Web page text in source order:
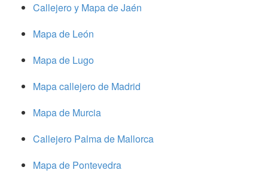
Callejero y Mapa de Jaén
Mapa de León
Mapa de Lugo
Mapa callejero de Madrid
Mapa de Murcia
Callejero Palma de Mallorca
Mapa de Pontevedra